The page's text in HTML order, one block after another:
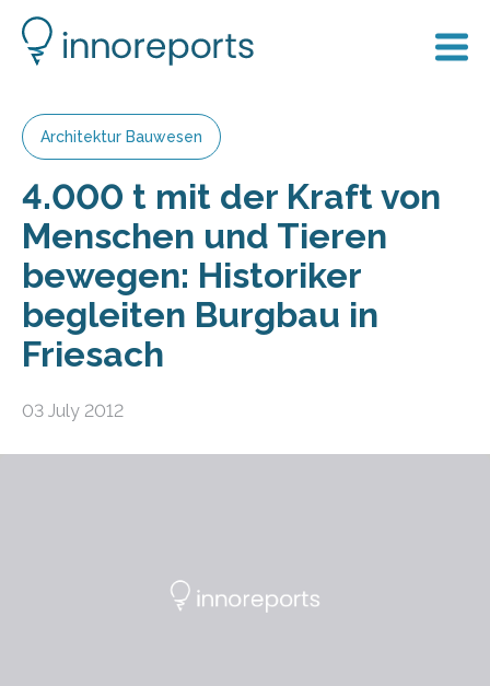
Architektur Bauwesen
4.000 t mit der Kraft von
Menschen und Tieren
bewegen: Historiker
begleiten Burgbau in
Friesach
03 July 2012